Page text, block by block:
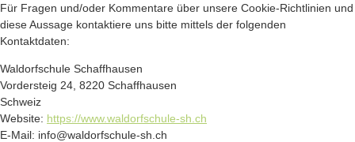
Für Fragen und/oder Kommentare über unsere Cookie-Richtlinien und
diese Aussage kontaktiere uns bitte mittels der folgenden
Kontaktdaten:
Waldorfschule Schaffhausen
Vordersteig 24, 8220 Schaffhausen
Schweiz
Website: https://www.waldorfschule-sh.ch
E-Mail: info@waldorfschule-sh.ch